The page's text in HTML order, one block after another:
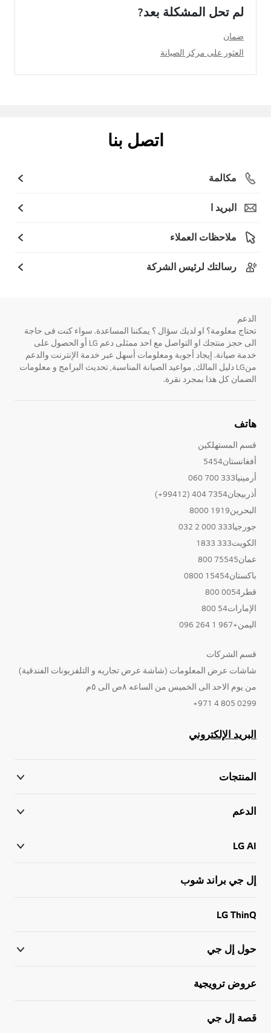
لم تحل المشكلة بعد?
ضمان
العثور على مركز الصيانة
اتصل بنا
مكالمة
البريد ا
ملاحظات العملاء
رسالتك لرئيس الشركة
الدعم
تحتاج معلومة؟ او لديك سؤال ؟ يمكننا المساعدة. سواء كنت فى حاجة
الى حجز منتجك او التواصل مع احد ممثلى دعم LG أو الحصول على
خدمة صيانة. إيجاد أجوبة ومعلومات أسهل عبر خدمة الإنترنت والدعم
منLG دليل المالك, مواعيد الصيانة المناسبة, تحديث البرامج و معلومات
الضمان كل هذا بمجرد نقرة.
هاتف
قسم المستهلكين
أفغانستان5454
أرمينيا333 700 060
أذربيجان7354 404 (99412+)
البحرين1919 8000
جورجيا333 000 2 032
الكويت333 1833
عمان75545 800
باكستان15454 0800
قطر0054 800
الإمارات54 800
اليمن+967 1 264 096
قسم الشركات
شاشات عرض المعلومات (شاشة عرض تجاريه و التلفزيونات الفندقية)
من يوم الاحد الى الخميس من الساعه ٨ص الى ٥م
0299 805 4 971+
البريد الإلكتروني
المنتجات
الدعم
LG AI
إل جي براند شوب
LG ThinQ
حول إل جي
عروض ترويجية
قصة إل جي